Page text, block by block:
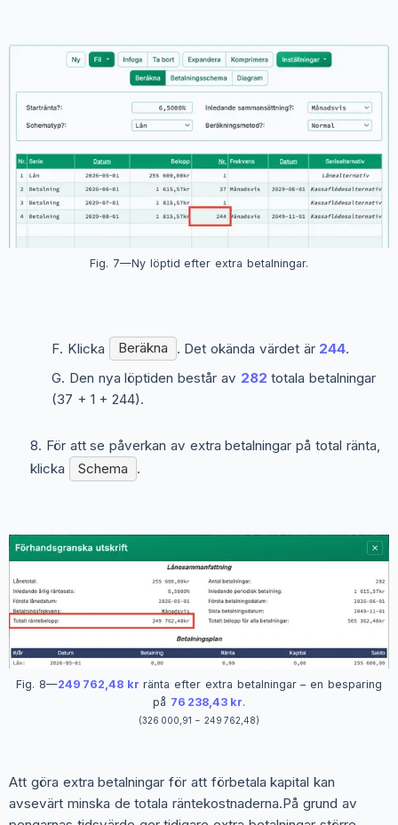
Fig. 7—Ny löptid efter extra betalningar.
Klicka Beräkna . Det okända värdet är 244.
Den nya löptiden består av 282 totala betalningar
(37 + 1 + 244).
För att se påverkan av extra betalningar på total ränta,
klicka
Schema .
Fig. 8—249 762,48 kr ränta efter extra betalningar – en besparing
på 76 238,43 kr.
(326 000,91 − 249 762,48)
Att göra extra betalningar för att förbetala kapital kan
avsevärt minska de totala räntekostnaderna.På grund av